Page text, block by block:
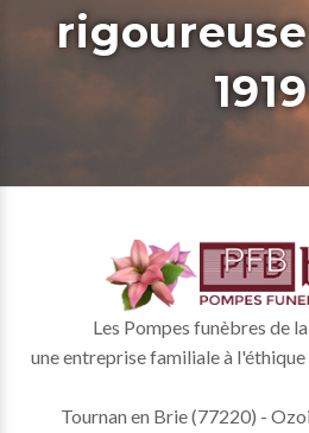
Les Pompes funèbres de
une entreprise familiale à
Tournan en Brie (77220) -